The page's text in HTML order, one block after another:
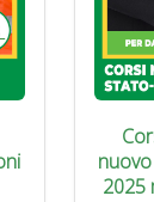
2025